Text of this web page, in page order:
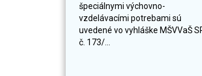
špeciálnymi výchovno-
vzdelávacími potrebami sú
uvedené vo vyhláške MŠVVaŠ
č. 173/...